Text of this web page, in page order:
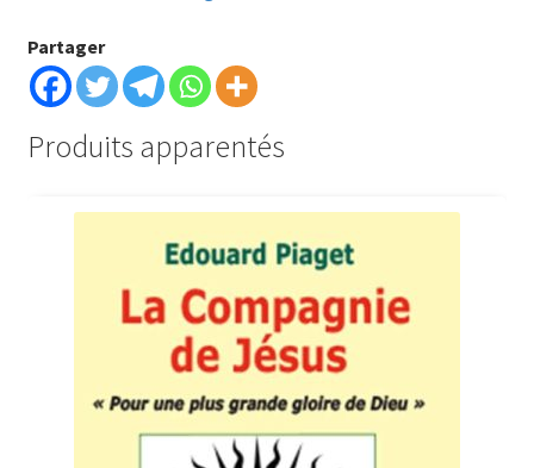
Partager
Produits apparentés